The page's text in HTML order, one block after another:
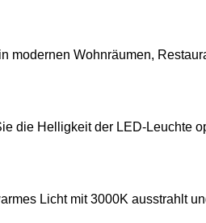
Wohnräumen,
die Helligkeit der LED-Leuchte
Licht mit 3000K ausstrahlt